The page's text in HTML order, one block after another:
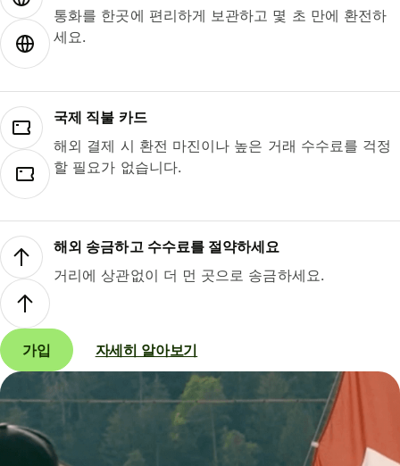
통화를 한곳에 편리하게 보관하고 몇 초 만에 환전하
세요.
국제 직불 카드
해외 결제 시 환전 마진이나 높은 거래 수수료를 걱정
할 필요가 없습니다.
해외 송금하고 수수료를 절약하세요
거리에 상관없이 더 먼 곳으로 송금하세요.
가입 자세히 알아보기